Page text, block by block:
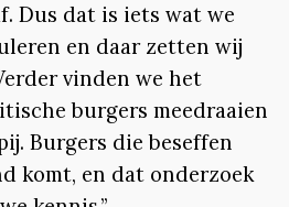
Dus dat is iets wat we
en daar zetten wij
vinden we het
burgers meedraaien
Burgers die beseffen
komt, en dat onderzoek